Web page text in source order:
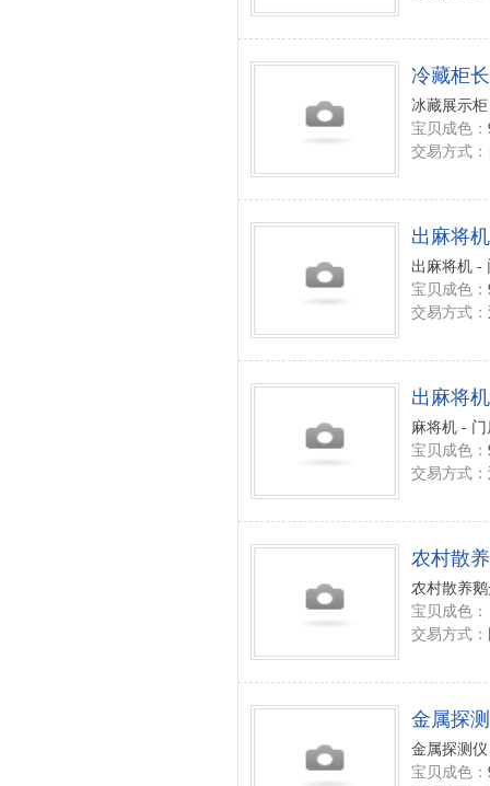
冷藏柜
冰藏展示
宝贝成色：
交易方式：
出麻将机
出麻将机 -
宝贝成色：
交易方式：
出麻将机
麻将机 -
宝贝成色：
交易方式：
农村散
农村散养
宝贝成色：
交易方式：
金属探
金属探测
宝贝成色：